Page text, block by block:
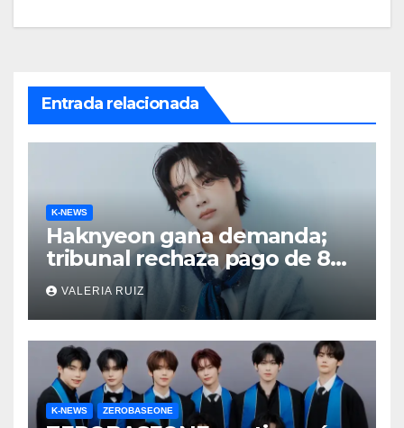
Entrada relacionada
K-NEWS
Haknyeon gana demanda;
tribunal rechaza pago de 8
mil millones de wones
VALERIA RUIZ
K-NEWS ZEROBASEONE